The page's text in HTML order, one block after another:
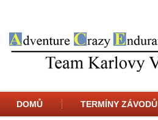
DOMŮ TERMÍNY ZÁVODŮ